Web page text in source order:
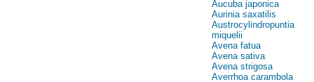
Aucuba japonica
Aurinia saxatilis
Austrocylindropuntia
miquelii
Avena fatua
Avena sativa
Avena strigosa
Averrhoa carambola